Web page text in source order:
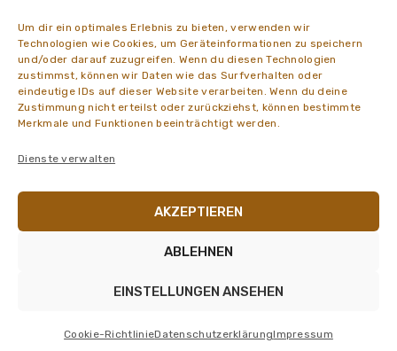
Um dir ein optimales Erlebnis zu bieten, verwenden wir
Technologien wie Cookies, um Geräteinformationen zu speichern
und/oder darauf zuzugreifen. Wenn du diesen Technologien
zustimmst, können wir Daten wie das Surfverhalten oder
eindeutige IDs auf dieser Website verarbeiten. Wenn du deine
Zustimmung nicht erteilst oder zurückziehst, können bestimmte
Merkmale und Funktionen beeinträchtigt werden.
Dienste verwalten
AKZEPTIEREN
ABLEHNEN
EINSTELLUNGEN ANSEHEN
Cookie-RichtlinieDatenschutzerklärungImpressum
NEWS Dreifaltigkeitsapotheke Graz 18. May 2022
Impressum-Datenschutz-Barrierefreiheit